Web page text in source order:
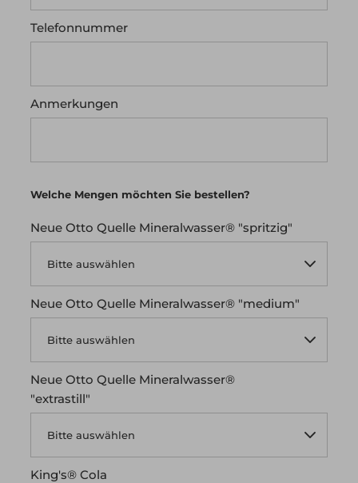
Telefonnummer
Anmerkungen
Welche Mengen möchten Sie bestellen?
Neue Otto Quelle Mineralwasser® "spritzig"
Neue Otto Quelle Mineralwasser® "medium"
Neue Otto Quelle Mineralwasser®
"extrastill"
King's® Cola